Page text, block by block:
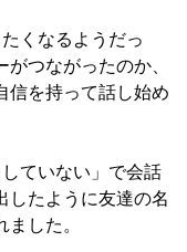
くなるようだっ
つながったのか、
信を持って話し始め
ていない」で会話
したように友達の名
した。